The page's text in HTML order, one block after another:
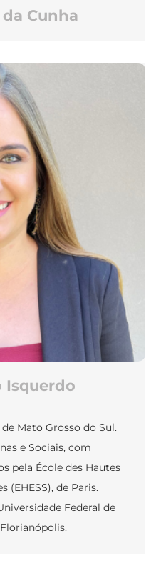
Cunha
Isquerdo
Mato Grosso do Sul.
e Sociais, com
pela École des Hautes
(EHESS), de Paris.
Federal de